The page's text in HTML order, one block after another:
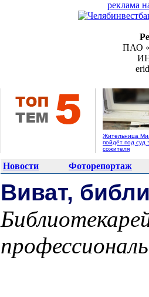
реклама
ПАО
Жительница
пойдёт под суд
сожителя
Новости Фоторепортаж
Виват,